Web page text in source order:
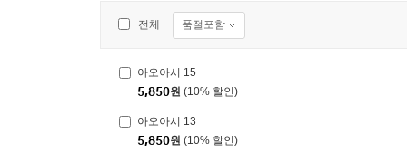
전체 품절포함
아오아시 15
5,850원 (10% 할인)
아오아시 13
5,850원 (10% 할인)